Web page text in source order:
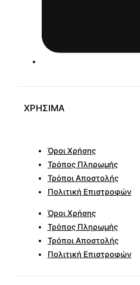
ΧΡΗΣΙΜΑ
Όροι Χρήσης
Τρόπος Πληρωμής
Τρόποι Αποστολής
Πολιτική Επιστροφών
Όροι Χρήσης
Τρόπος Πληρωμής
Τρόποι Αποστολής
Πολιτική Επιστροφών